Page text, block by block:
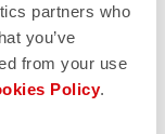
partners who
you’ve
from your use
Policy.